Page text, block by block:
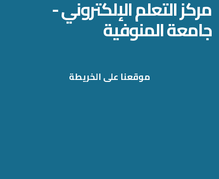
مركز التعلم الإلكتروني -
جامعة المنوفية
موقعنا على الخريطة